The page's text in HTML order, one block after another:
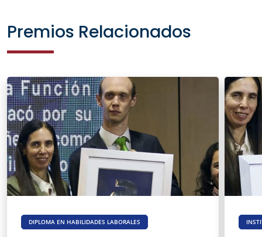
Premios Relacionados
DIPLOMA EN HABILIDADES LABORALES